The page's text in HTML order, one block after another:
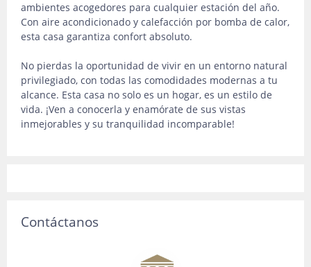
ambientes acogedores para cualquier estación del año.
Con aire acondicionado y calefacción por bomba de calor,
esta casa garantiza confort absoluto.
No pierdas la oportunidad de vivir en un entorno natural
privilegiado, con todas las comodidades modernas a tu
alcance. Esta casa no solo es un hogar, es un estilo de
vida. ¡Ven a conocerla y enamórate de sus vistas
inmejorables y su tranquilidad incomparable!
Contáctanos